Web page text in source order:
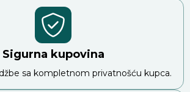
Sigurna kupovina
sa kompletnom privatnošću kupca.